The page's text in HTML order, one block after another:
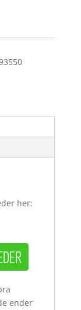
her:
ender